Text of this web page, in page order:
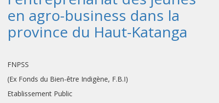
en agro-business dans la
province du Haut-Katanga
FNPSS
(Ex Fonds du Bien-être Indigène, F.B.I)
Etablissement Public